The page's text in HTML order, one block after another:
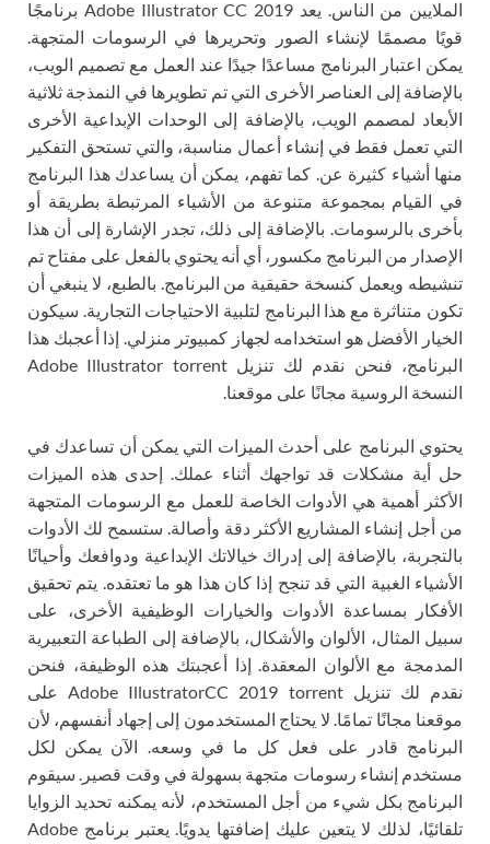
الملايين من الناس. يعد Adobe Illustrator CC 2019 برنامجًا
قويًا مصممًا لإنشاء الصور وتحريرها في الرسومات المتجهة.
يمكن اعتبار البرنامج مساعدًا جيدًا عند العمل مع تصميم الويب،
بالإضافة إلى العناصر الأخرى التي تم تطويرها في النمذجة ثلاثية
الأبعاد لمصمم الويب، بالإضافة إلى الوحدات الإبداعية الأخرى
التي تعمل فقط في إنشاء أعمال مناسبة، والتي تستحق التفكير
منها أشياء كثيرة عن. كما تفهم، يمكن أن يساعدك هذا البرنامج
في القيام بمجموعة متنوعة من الأشياء المرتبطة بطريقة أو
بأخرى بالرسومات. بالإضافة إلى ذلك، تجدر الإشارة إلى أن هذا
الإصدار من البرنامج مكسور، أي أنه يحتوي بالفعل على مفتاح تم
تنشيطه ويعمل كنسخة حقيقية من البرنامج. بالطبع، لا ينبغي أن
تكون متناثرة مع هذا البرنامج لتلبية الاحتياجات التجارية. سيكون
الخيار الأفضل هو استخدامه لجهاز كمبيوتر منزلي. إذا أعجبك هذا
البرنامج، فنحن نقدم لك تنزيل Adobe Illustrator torrent
النسخة الروسية مجانًا على موقعنا.
يحتوي البرنامج على أحدث الميزات التي يمكن أن تساعدك في
حل أية مشكلات قد تواجهك أثناء عملك. إحدى هذه الميزات
الأكثر أهمية هي الأدوات الخاصة للعمل مع الرسومات المتجهة
من أجل إنشاء المشاريع الأكثر دقة وأصالة. ستسمح لك الأدوات
بالتجربة، بالإضافة إلى إدراك خيالاتك الإبداعية ودوافعك وأحيانًا
الأشياء الغبية التي قد تنجح إذا كان هذا هو ما تعتقده. يتم تحقيق
الأفكار بمساعدة الأدوات والخيارات الوظيفية الأخرى، على
سبيل المثال، الألوان والأشكال، بالإضافة إلى الطباعة التعبيرية
المدمجة مع الألوان المعقدة. إذا أعجبتك هذه الوظيفة، فنحن
نقدم لك تنزيل Adobe IllustratorCC 2019 torrent على
موقعنا مجانًا تمامًا. لا يحتاج المستخدمون إلى إجهاد أنفسهم، لأن
البرنامج قادر على فعل كل ما في وسعه. الآن يمكن لكل
مستخدم إنشاء رسومات متجهة بسهولة في وقت قصير. سيقوم
البرنامج بكل شيء من أجل المستخدم، لأنه يمكنه تحديد الزوايا
تلقائيًا، لذلك لا يتعين عليك إضافتها يدويًا. يعتبر برنامج Adobe